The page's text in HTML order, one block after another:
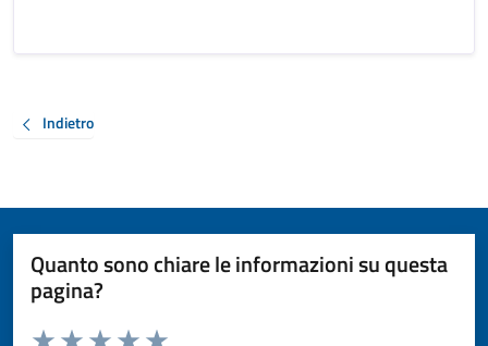
Indietro
Quanto sono chiare le informazioni su questa
pagina?
Valuta da 1 a 5 stelle la pagina